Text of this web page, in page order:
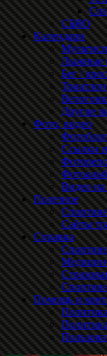
СБЯО
Календари
Лыжные
Бег /
Триатлон
Другие
Фото, видео
Ссылки
Видео на
Полезное
Сайты
Справка
Помощь и